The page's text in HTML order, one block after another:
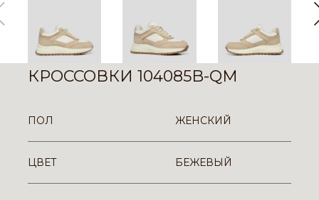
КРОССОВКИ 104085B-QM
ПОЛ ЖЕНСКИЙ
ЦВЕТ БЕЖЕВЫЙ